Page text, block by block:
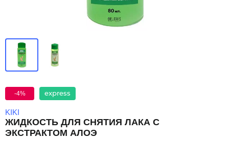
-4% express
KIKI
ЖИДКОСТЬ ДЛЯ СНЯТИЯ ЛАКА С
ЭКСТРАКТОМ АЛОЭ